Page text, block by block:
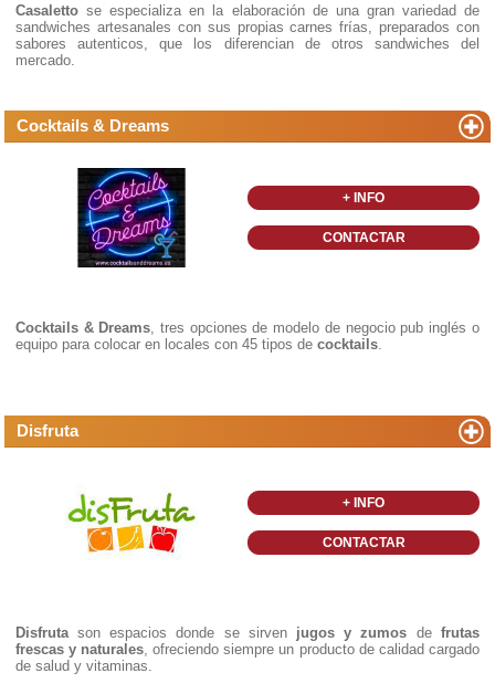
Casaletto se especializa en la elaboración de una gran variedad de
sandwiches artesanales con sus propias carnes frías, preparados con
sabores autenticos, que los diferencian de otros sandwiches del
mercado.
Cocktails & Dreams
+ INFO
CONTACTAR
Cocktails & Dreams , tres opciones de modelo de negocio pub inglés o
equipo para colocar en locales con 45 tipos de cocktails
Disfruta
+ INFO
CONTACTAR
Disfruta son espacios donde se sirven jugos y zumos de frutas
frescas y naturales , ofreciendo siempre un producto de calidad cargado
de salud y vitaminas.